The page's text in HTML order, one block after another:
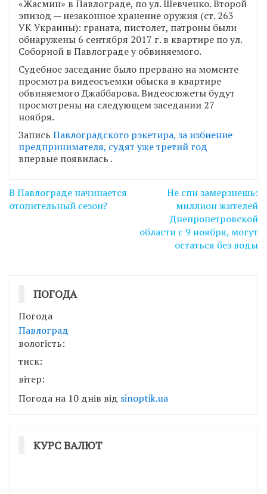
«Жасмин» в Павлограде, по ул. Шевченко. Второй
эпизод — незаконное хранение оружия (ст. 263
УК Украины): граната, пистолет, патроны были
обнаружены 6 сентября 2017 г. в квартире по ул.
Соборной в Павлограде у обвиняемого.
Судебное заседание было прервано на моменте
просмотра видеосъемки обыска в квартире
обвиняемого Джаббарова. Видеосюжеты будут
просмотрены на следующем заседании 27
ноября.
Запись Павлоградского рэкетира, за избиение
предпринимателя, судят уже третий год
впервые появилась .
Навігація
записів
В Павлограде начинается
отопительный сезон?
Не спи замерзнешь:
миллион жителей
Днепропетровской
области с 9 ноября, могут
остаться без воды
ПОГОДА
Погода
Павлоград
вологість:
тиск:
вітер:
Погода на 10 днів від sinoptik.ua
КУРС ВАЛЮТ